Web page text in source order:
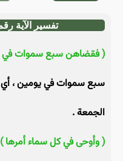
تفسير الآية رقم 12 من سورة
( فقضاهن سبع سموات في
سبع سموات في يومين ،
الجمعة .
( وأوحى في كل سماء أمرها )